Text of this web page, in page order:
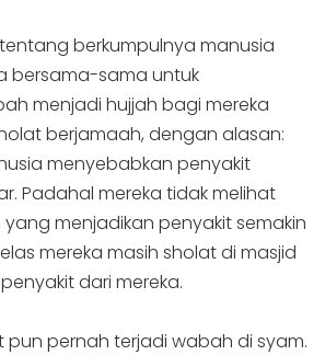
berkumpulnya manusia
bersama-sama untuk
menjadi hujjah bagi mereka
berjamaah, dengan alasan:
menyebabkan penyakit
Padahal mereka tidak melihat
menjadikan penyakit semakin
mereka masih sholat di masjid
dari mereka.
pun pernah terjadi wabah di syam.